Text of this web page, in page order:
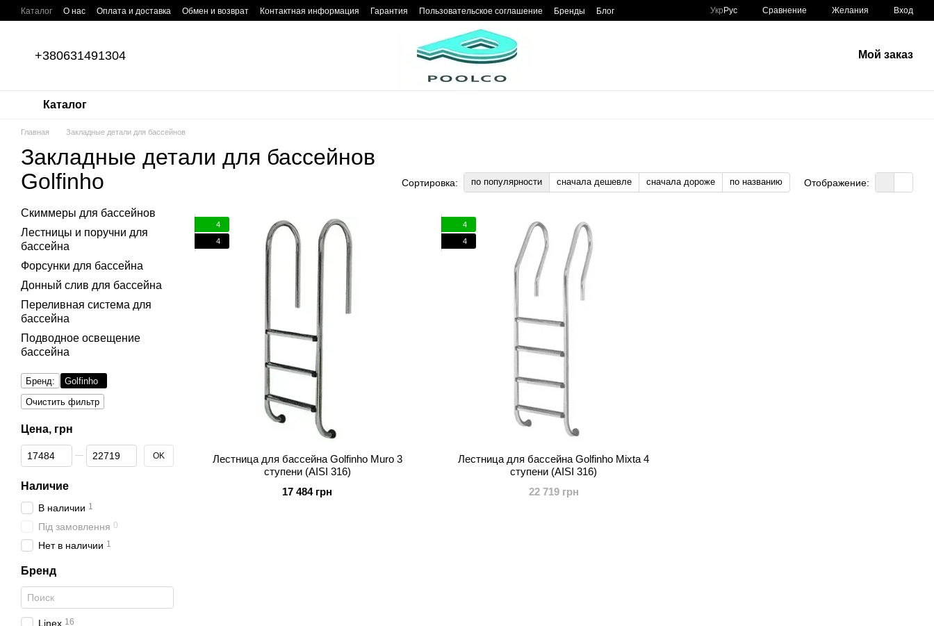
Перейти к основному контенту
Каталог О нас Оплата и доставка Обмен и возврат Контактная информация Гарантия Пользовательское соглашение Бренды Блог Укр Рус Сравнение Желания Вход
+380631491304 Мой заказ
Каталог
Главная Закладные детали для бассейнов
Закладные детали для бассейнов
Golfinho
Сортировка: по популярности сначала дешевле сначала дороже по названию Отображение:
4
4
Лестница для бассейна Golfinho Muro 3
ступени (AISI 316)
17 484 грн
4
4
Лестница для бассейна Golfinho Mixta 4
ступени (AISI 316)
22 719 грн
Скиммеры для бассейнов
Лестницы и поручни для
бассейна
Форсунки для бассейна
Донный слив для бассейна
Переливная система для
бассейна
Подводное освещение
бассейна
Бренд:
Golfinho
Очистить фильтр
Цена, грн
От Цена, грн
До Цена, грн OK
Наличие
В наличии 1
Під замовлення 0
Нет в наличии 1
Бренд
Linex 16